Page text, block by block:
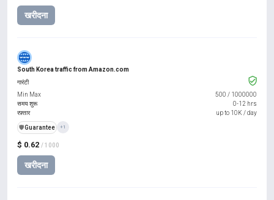
खरीदना
South Korea traffic from Amazon.com
$ 0.62 / 1000
खरीदना
गारंटी
Min Max
500 / 1000000
समय शुरू
0-12 hrs
रफ़्तार
up to 10K / day
️🛡️Guarantee +1